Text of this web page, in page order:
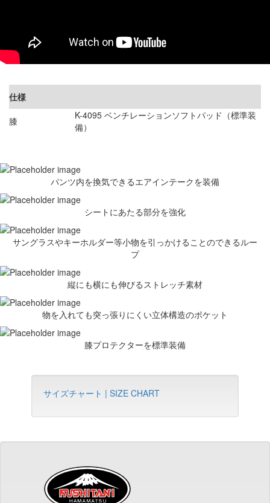
仕様
膝
K-4095 ベンチレーションソフトパッド（標準装
備）
パンツ内を換気できるエアインテークを装備
シートにあたる部分を強化
サングラスやキーホルダー等小物を引っかけることのできるルー
プ
縦にも横にも伸びるストレッチ素材
物を入れても突っ張りにくい立体構造のポケット
膝プロテクターを標準装備
サイズチャート | SIZE CHART